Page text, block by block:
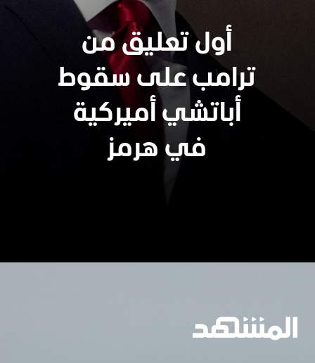
أول تعليق من
ترامب على سقوط
أباتشي أميركية
في هرمز